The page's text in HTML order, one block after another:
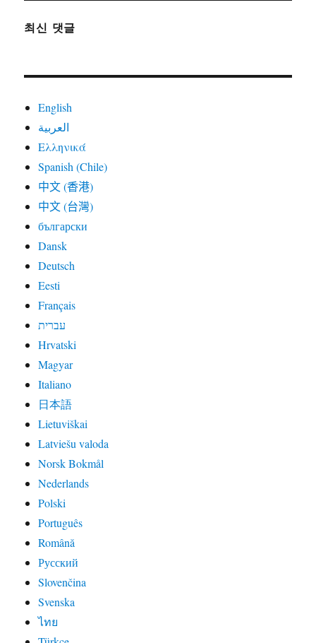
최신 댓글
English
العربية
Ελληνικά
Spanish (Chile)
中文 (香港)
中文 (台灣)
български
Dansk
Deutsch
Eesti
Français
עברית
Hrvatski
Magyar
Italiano
日本語
Lietuviškai
Latviešu valoda
Norsk Bokmål
Nederlands
Polski
Português
Română
Русский
Slovenčina
Svenska
ไทย